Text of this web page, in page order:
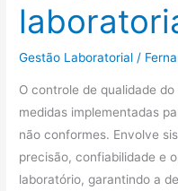
Gestão Laboratorial /
O controle de qualidade
medidas implementadas
não conformes. Envolve
precisão, confiabilidade e
laboratório, garantindo a